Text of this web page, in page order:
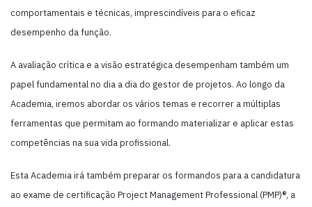
comportamentais e técnicas, imprescindíveis para o eficaz
desempenho da função.
A avaliação crítica e a visão estratégica desempenham também um
papel fundamental no dia a dia do gestor de projetos. Ao longo da
Academia, iremos abordar os vários temas e recorrer a múltiplas
ferramentas que permitam ao formando materializar e aplicar estas
competências na sua vida profissional.
Esta Academia irá também preparar os formandos para a candidatura
ao exame de certificação Project Management Professional (PMP)®, a